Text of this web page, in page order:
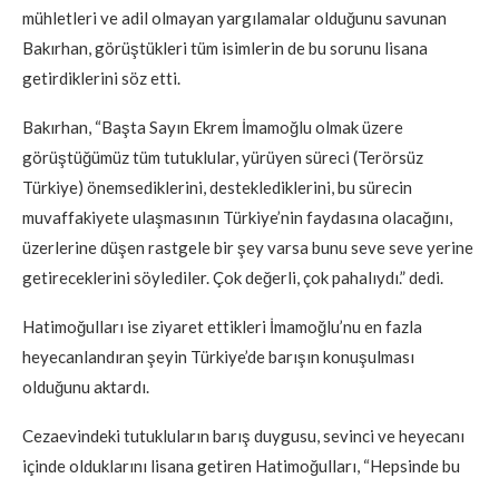
mühletleri ve adil olmayan yargılamalar olduğunu savunan
Bakırhan, görüştükleri tüm isimlerin de bu sorunu lisana
getirdiklerini söz etti.
Bakırhan, “Başta Sayın Ekrem İmamoğlu olmak üzere
görüştüğümüz tüm tutuklular, yürüyen süreci (Terörsüz
Türkiye) önemsediklerini, desteklediklerini, bu sürecin
muvaffakiyete ulaşmasının Türkiye’nin faydasına olacağını,
üzerlerine düşen rastgele bir şey varsa bunu seve seve yerine
getireceklerini söylediler. Çok değerli, çok pahalıydı.” dedi.
Hatimoğulları ise ziyaret ettikleri İmamoğlu’nu en fazla
heyecanlandıran şeyin Türkiye’de barışın konuşulması
olduğunu aktardı.
Cezaevindeki tutukluların barış duygusu, sevinci ve heyecanı
içinde olduklarını lisana getiren Hatimoğulları, “Hepsinde bu